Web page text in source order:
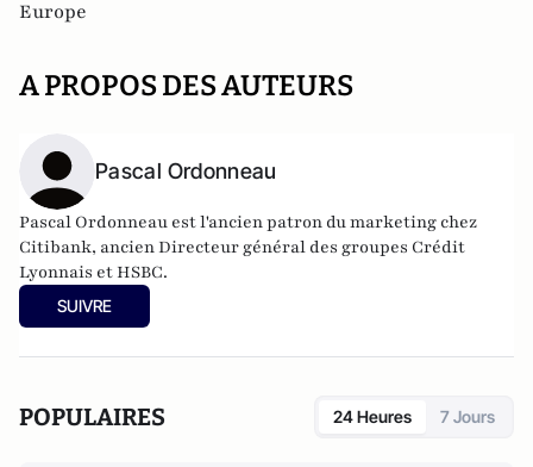
Europe
A PROPOS DES AUTEURS
Pascal Ordonneau
Pascal Ordonneau est l'ancienpatron du marketing chez
Citibank, ancien Directeur général des groupes Crédit
Lyonnais et HSBC.
Il a notamment publié
critique de la banque et de la finance
économiques et financières.
SUIVRE
POPULAIRES 24 Heures 7 Jours